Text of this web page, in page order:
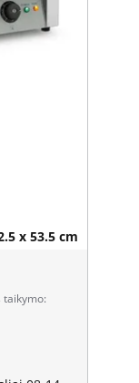
x 53.5 cm
taikymo: